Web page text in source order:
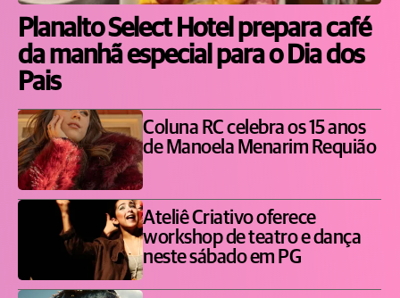
Planalto Select Hotel prepara café
da manhã especial para o Dia dos
Pais
Coluna RC celebra os 15 anos
de Manoela Menarim Requião
Ateliê Criativo oferece
workshop de teatro e dança
neste sábado em PG